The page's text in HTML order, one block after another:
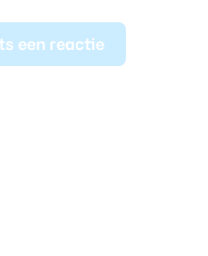
een reactie